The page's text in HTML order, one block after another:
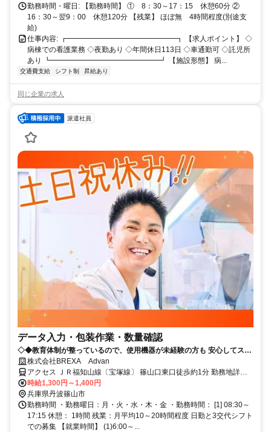
勤務時間・曜日: 【勤務時間】 ① 8：30～17：15 休憩60分 ②
16：30～翌9：00 休憩120分 【残業】 ほぼ無 4時間程度(別途支
給)
仕事内容: ┏━━━━━━━━━━━━━━━┓ 【求人ポイント】 ◇
病棟での看護業務 ◇夜勤あり ◇年間休日113日 ◇車通勤可 ◇託児所
あり ┗━━━━━━━━━━━━━━━┛ 【施設形態】 病...
交通費支給 シフト制 昇給あり
同じ企業の求人
派遣社員
データ入力・包装作業・数量確認
◇◆教育体制が整っているので、使用機器が未経験の方も 安心してスキ
ルアップができる環境です！！／20代～40代活躍中◆◇
株式会社BREXA Advan
アクセス ＪＲ福知山線〔宝塚線〕 篠山口東口徒歩約1分 勤務地詳
細：JR福知山線 篠山口駅（車20分 ※車通勤必須）
時給1,300円～1,400円
兵庫県丹波篠山市
勤務時間 ・勤務曜日：月・火・水・木・金 ・勤務時間： [1] 08:30～
17:15 休憩： 1時間 残業：月平均10～20時間程度 日勤と3交代シフト
での募集 【就業時間】 (1)6:00～...